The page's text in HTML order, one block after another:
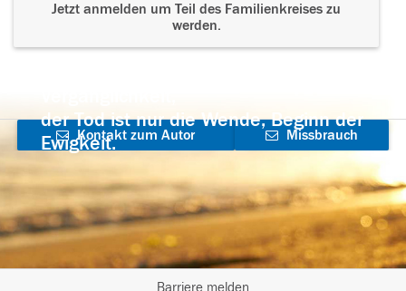
Jetzt anmelden um Teil des Familienkreises zu
werden.
der Tod ist nur die Wende, Beginn der
Ewigkeit.
Kontakt zum Autor
aufnehmen
Missbrauch
Barriere melden